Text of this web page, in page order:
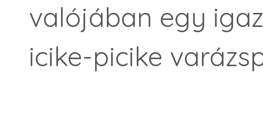
valójában egy
icike-picike